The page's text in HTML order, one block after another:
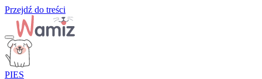
Przejdź do treści
PIES